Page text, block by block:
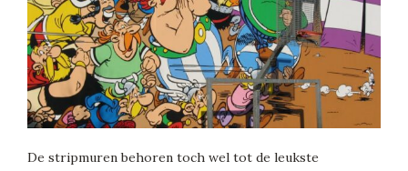
De stripmuren behoren toch wel tot de leukste